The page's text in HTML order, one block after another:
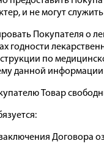
и не могут
Покупателя о
годности
по
данной
Товар
Договора